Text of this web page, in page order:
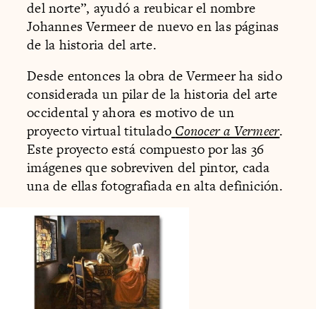
del norte”, ayudó a reubicar el nombre
Johannes Vermeer de nuevo en las páginas
de la historia del arte.
Desde entonces la obra de Vermeer ha sido
considerada un pilar de la historia del arte
occidental y ahora es motivo de un
proyecto virtual titulado Conocer a Vermeer.
Este proyecto está compuesto por las 36
imágenes que sobreviven del pintor, cada
una de ellas fotografiada en alta definición.